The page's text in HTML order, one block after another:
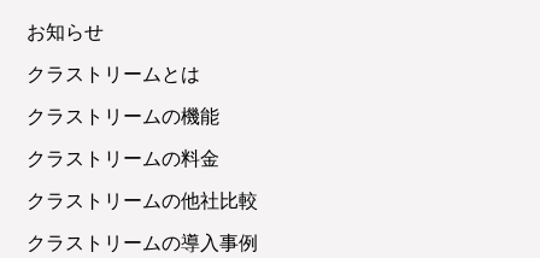
お知らせ
クラストリームとは
クラストリームの機能
クラストリームの料金
クラストリームの他社比較
クラストリームの導入事例